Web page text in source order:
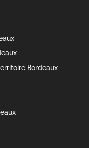
Bordeaux